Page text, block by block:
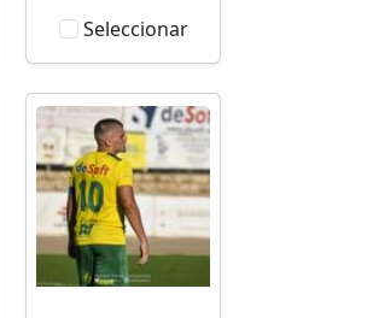
Seleccionar